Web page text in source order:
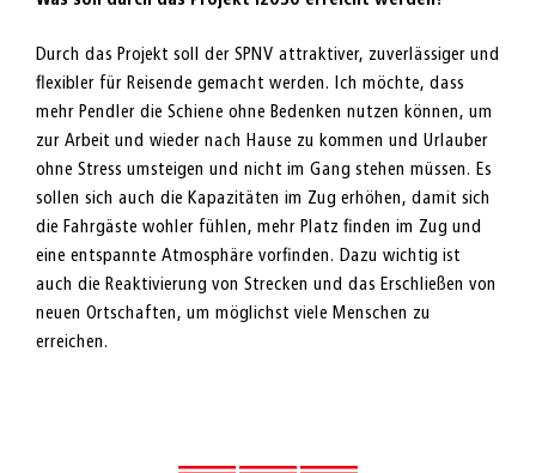
Durch das Projekt soll der SPNV attraktiver, zuverlässiger und
flexibler für Reisende gemacht werden. Ich möchte, dass
mehr Pendler die Schiene ohne Bedenken nutzen können, um
zur Arbeit und wieder nach Hause zu kommen und Urlauber
ohne Stress umsteigen und nicht im Gang stehen müssen. Es
sollen sich auch die Kapazitäten im Zug erhöhen, damit sich
die Fahrgäste wohler fühlen, mehr Platz finden im Zug und
eine entspannte Atmosphäre vorfinden. Dazu wichtig ist
auch die Reaktivierung von Strecken und das Erschließen von
neuen Ortschaften, um möglichst viele Menschen zu
erreichen.